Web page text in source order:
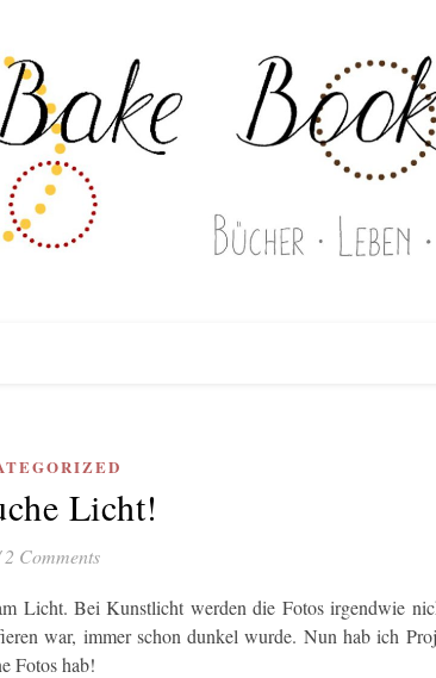
Licht!
2 Comments
Licht. Bei Kunstlicht werden die Fotos irgendwie
war, immer schon dunkel wurde. Nun hab ich
Fotos hab!